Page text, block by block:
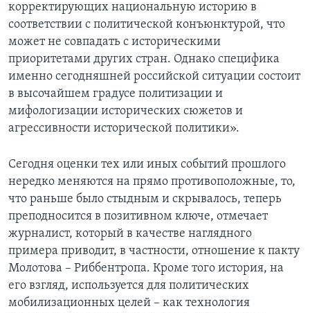
корректирующих национальную историю в
соответствии с политической конъюнктурой, что
может не совпадать с историческими
приоритетами других стран. Однако специфика
именно сегодняшней российской ситуации состоит
в высочайшем градусе политизации и
мифологизации исторических сюжетов и
агрессивности исторической политики».
Сегодня оценки тех или иных событий прошлого
нередко меняются на прямо противоположные, то,
что раньше было стыдным и скрывалось, теперь
преподносится в позитивном ключе, отмечает
журналист, который в качестве наглядного
примера приводит, в частности, отношение к пакту
Молотова – Риббентропа. Кроме того история, на
его взгляд, используется для политических
мобилизационных целей – как технология